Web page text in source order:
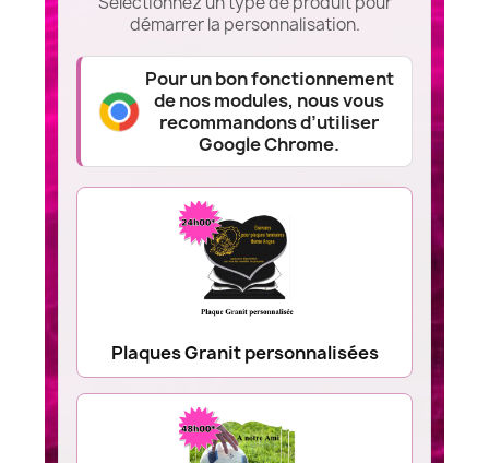
démarrer la personnalisation.
Pour un bon fonctionnement
de nos modules, nous vous
recommandons d’utiliser
Google Chrome.
Plaques Granit personnalisées